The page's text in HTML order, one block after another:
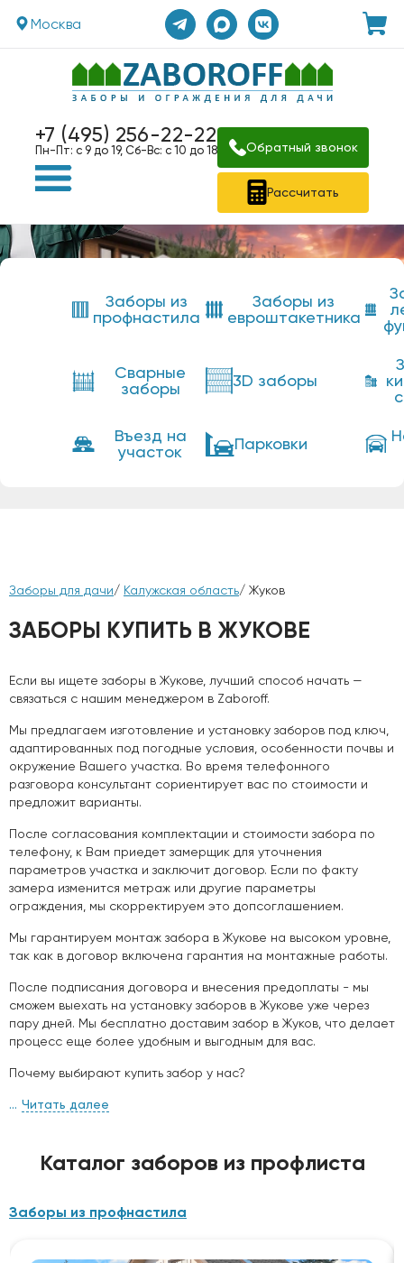
Москва
+7 (495) 256-22-22
Пн-Пт: с 9 до 19, Сб-Вс: с 10 до 18 Обратный звонок
Рассчитать
Заборы из
профнастила
Заборы из
евроштакетника
Сварные
заборы
3D заборы
Въезд на
участок
Парковки
Заборы для дачи/ Калужская область/ Жуков
ЗАБОРЫ КУПИТЬ В ЖУКОВЕ
Если вы ищете заборы в Жукове, лучший способ начать —
связаться с нашим менеджером в Zaboroff.
Мы предлагаем изготовление и установку заборов под ключ,
адаптированных под погодные условия, особенности почвы и
окружение Вашего участка. Во время телефонного
разговора консультант сориентирует вас по стоимости и
предложит варианты.
После согласования комплектации и стоимости забора по
телефону, к Вам приедет замерщик для уточнения
параметров участка и заключит договор. Если по факту
замера изменится метраж или другие параметры
ограждения, мы скорректируем это допсоглашением.
Мы гарантируем монтаж забора в Жукове на высоком уровне,
так как в договор включена гарантия на монтажные работы.
После подписания договора и внесения предоплаты - мы
сможем выехать на установку заборов в Жукове уже через
пару дней. Мы бесплатно доставим забор в Жуков, что делает
процесс еще более удобным и выгодным для вас.
Почему выбирают купить забор у нас?
Читать далее
Каталог заборов из профлиста
Заборы из профнастила